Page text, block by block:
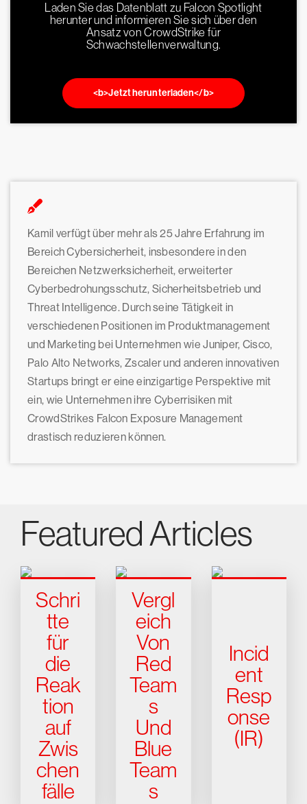
Laden Sie das Datenblatt zu Falcon Spotlight
herunter und informieren Sie sich über den
Ansatz von CrowdStrike für
Schwachstellenverwaltung.
<b>Jetzt herunterladen</b>
Kamil verfügt über mehr als 25 Jahre Erfahrung im
Bereich Cybersicherheit, insbesondere in den
Bereichen Netzwerksicherheit, erweiterter
Cyberbedrohungsschutz, Sicherheitsbetrieb und
Threat Intelligence. Durch seine Tätigkeit in
verschiedenen Positionen im Produktmanagement
und Marketing bei Unternehmen wie Juniper, Cisco,
Palo Alto Networks, Zscaler und anderen innovativen
Startups bringt er eine einzigartige Perspektive mit
ein, wie Unternehmen ihre Cyberrisiken mit
CrowdStrikes Falcon Exposure Management
drastisch reduzieren können.
Featured Articles
Schri
tte
für
die
Reak
tion
auf
Zwis
chen
fälle
Vergl
eich
Von
Red
Team
s
Und
Blue
Team
s
Incid
ent
Resp
onse
(IR)